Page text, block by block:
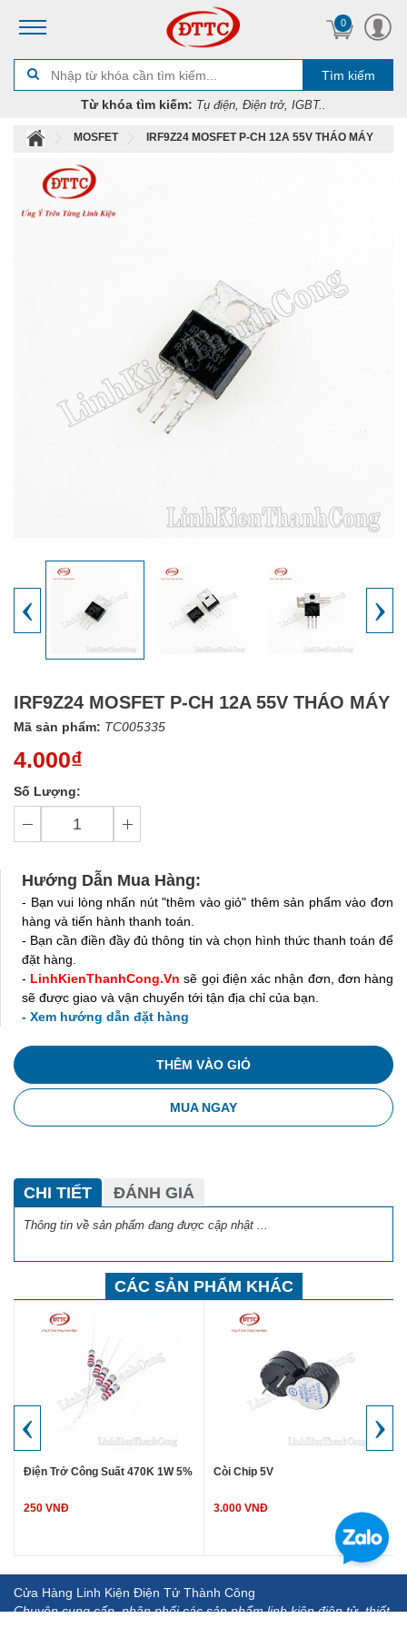
0
Tìm kiếm
Từ khóa tìm kiếm: Tụ điện, Điện trở, IGBT..
MOSFET IRF9Z24 MOSFET P-CH 12A 55V THÁO MÁY
‹ ›
IRF9Z24 MOSFET P-CH 12A 55V THÁO MÁY
Mã sản phẩm: TC005335
4.000₫
Số Lượng:
Hướng Dẫn Mua Hàng:
- Bạn vui lòng nhấn nút "thêm vào giỏ" thêm sản phẩm vào đơn
hàng và tiến hành thanh toán.
- Bạn cần điền đầy đủ thông tin và chọn hình thức thanh toán để
đặt hàng.
- LinhKienThanhCong.Vn sẽ gọi điện xác nhận đơn, đơn hàng
sẽ được giao và vận chuyển tới tận địa chỉ của bạn.
- Xem hướng dẫn đặt hàng
THÊM VÀO GIỎ
MUA NGAY
CHI TIẾT ĐÁNH GIÁ
Thông tin về sản phẩm đang được cập nhật ...
CÁC SẢN PHẨM KHÁC
Điện Trở Công Suất 470K 1W 5%
250 VNĐ
Còi Chip 5V
3.000 VNĐ
‹ ›
Cửa Hàng Linh Kiện Điện Tử Thành Công
Chuyên cung cấp, phân phối các sản phẩm linh kiện điện tử, thiết